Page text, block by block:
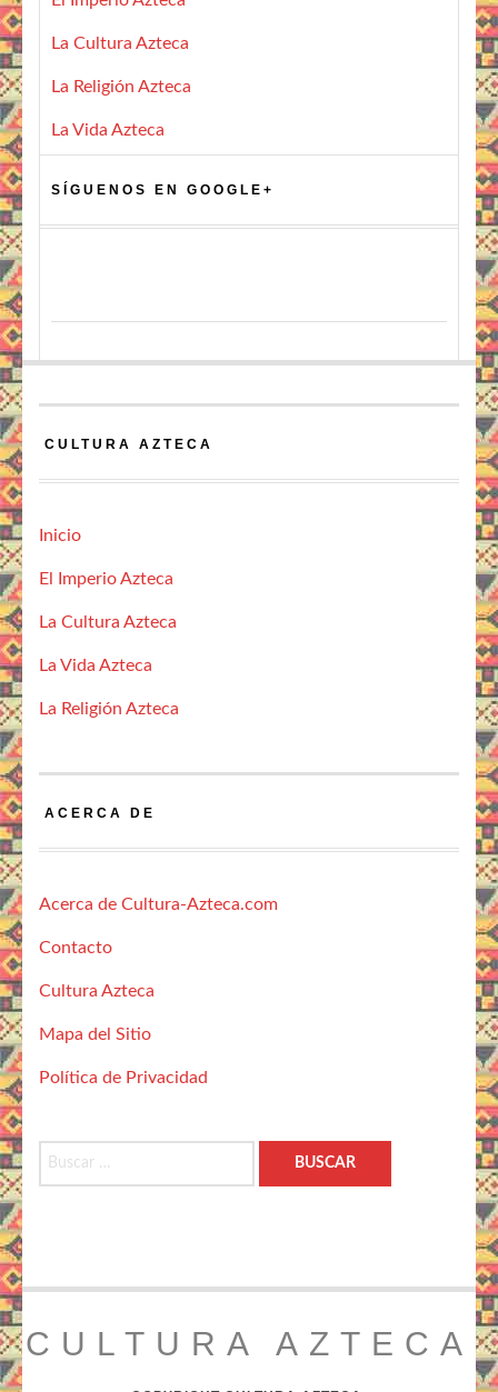
La Cultura Azteca
La Religión Azteca
La Vida Azteca
SÍGUENOS EN GOOGLE+
CULTURA AZTECA
Inicio
El Imperio Azteca
La Cultura Azteca
La Vida Azteca
La Religión Azteca
ACERCA DE
Acerca de Cultura-Azteca.com
Contacto
Cultura Azteca
Mapa del Sitio
Política de Privacidad
Buscar:
CULTURA AZTECA